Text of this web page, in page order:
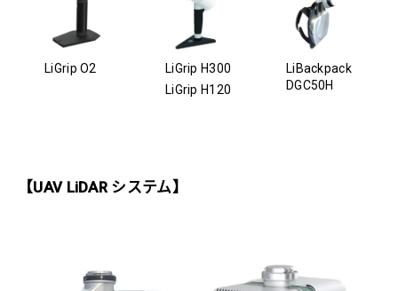
LiGrip O2
LiGrip H300
LiGrip H120
LiBackpack
DGC50H
【UAV LiDAR システム】